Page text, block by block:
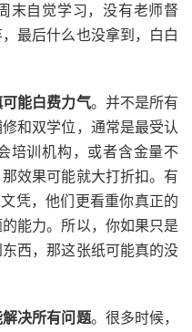
末自觉学习，没有老师督
最后什么也没拿到，白白
能白费力气。并不是所有
和双学位，通常是最受认
培训机构，或者含金量不
效果可能就大打折扣。有
凭，他们更看重你真正的
能力。所以，你如果只是
西，那这张纸可能真的没
决所有问题。很多时候，